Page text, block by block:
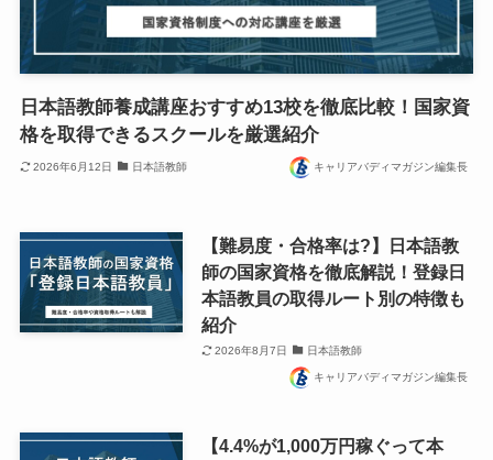
日本語教師養成講座おすすめ13校を徹底比較！国家資
格を取得できるスクールを厳選紹介
2026年6月12日 日本語教師 キャリアバディマガジン編集長
【難易度・合格率は?】日本語教
師の国家資格を徹底解説！登録日
本語教員の取得ルート別の特徴も
紹介
2026年8月7日 日本語教師
キャリアバディマガジン編集長
【4.4%が1,000万円稼ぐって本